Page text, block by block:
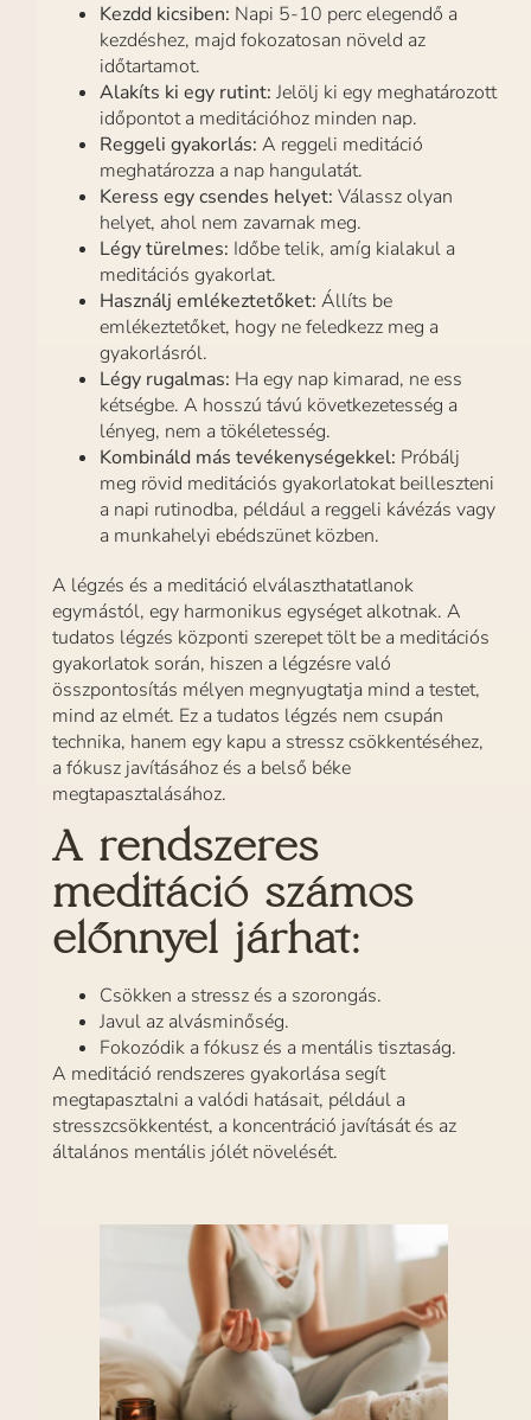
Kezdd kicsiben: Napi 5-10 perc elegendő a
kezdéshez, majd fokozatosan növeld az
időtartamot.
Alakíts ki egy rutint: Jelölj ki egy meghatározott
időpontot a meditációhoz minden nap.
Reggeli gyakorlás: A reggeli meditáció
meghatározza a nap hangulatát.
Keress egy csendes helyet: Válassz olyan
helyet, ahol nem zavarnak meg.
Légy türelmes: Időbe telik, amíg kialakul a
meditációs gyakorlat.
Használj emlékeztetőket: Állíts be
emlékeztetőket, hogy ne feledkezz meg a
gyakorlásról.
Légy rugalmas: Ha egy nap kimarad, ne ess
kétségbe. A hosszú távú következetesség a
lényeg, nem a tökéletesség.
Kombináld más tevékenységekkel: Próbálj
meg rövid meditációs gyakorlatokat beilleszteni
a napi rutinodba, például a reggeli kávézás vagy
a munkahelyi ebédszünet közben.
A légzés és a meditáció elválaszthatatlanok
egymástól, egy harmonikus egységet alkotnak. A
tudatos légzés központi szerepet tölt be a meditációs
gyakorlatok során, hiszen a légzésre való
összpontosítás mélyen megnyugtatja mind a testet,
mind az elmét. Ez a tudatos légzés nem csupán
technika, hanem egy kapu a stressz csökkentéséhez,
a fókusz javításához és a belső béke
megtapasztalásához.
A rendszeres
meditáció számos
előnnyel járhat:
Csökken a stressz és a szorongás.
Javul az alvásminőség.
Fokozódik a fókusz és a mentális tisztaság.
A meditáció rendszeres gyakorlása segít
megtapasztalni a valódi hatásait, például a
stresszcsökkentést, a koncentráció javítását és az
általános mentális jólét növelését.